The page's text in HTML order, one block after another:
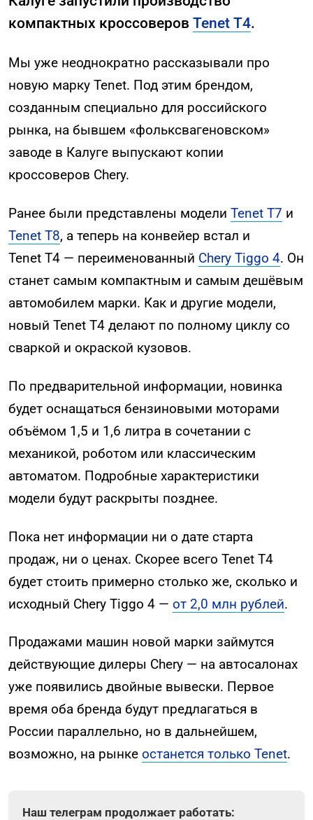
компактных кроссоверов Tenet T4.
Мы уже неоднократно рассказывали про
новую марку Tenet. Под этим брендом,
созданным специально для российского
рынка, на бывшем «фольксвагеновском»
заводе в Калуге выпускают копии
кроссоверов Chery.
Ранее были представлены модели Tenet T7 и
Tenet T8, а теперь на конвейер встал и
Tenet T4 — переименованный Chery Tiggo 4. Он
станет самым компактным и самым дешёвым
автомобилем марки. Как и другие модели,
новый Tenet T4 делают по полному циклу со
сваркой и окраской кузовов.
По предварительной информации, новинка
будет оснащаться бензиновыми моторами
объёмом 1,5 и 1,6 литра в сочетании с
механикой, роботом или классическим
автоматом. Подробные характеристики
модели будут раскрыты позднее.
Пока нет информации ни о дате старта
продаж, ни о ценах. Скорее всего Tenet T4
будет стоить примерно столько же, сколько и
исходный Chery Tiggo 4 — от 2,0 млн рублей.
Продажами машин новой марки займутся
действующие дилеры Chery — на автосалонах
уже появились двойные вывески. Первое
время оба бренда будут предлагаться в
России параллельно, но в дальнейшем,
возможно, на рынке останется только Tenet.
Наш телеграм продолжает работать: